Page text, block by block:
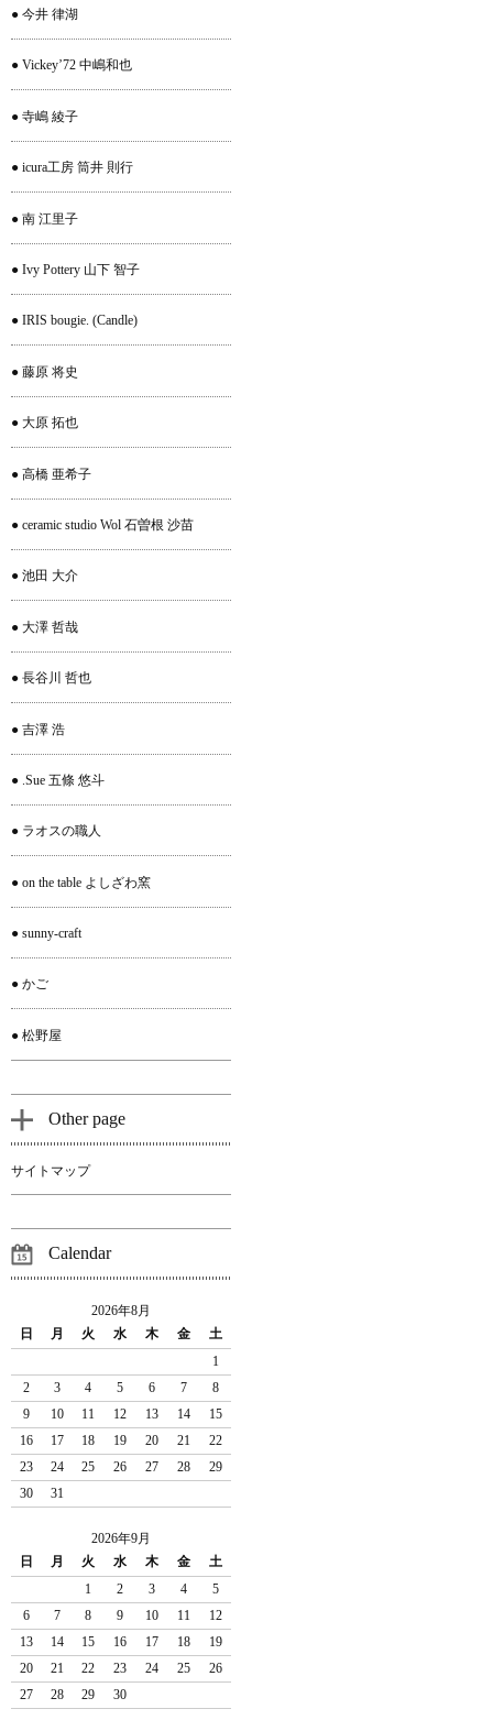
● 今井 律湖
● Vickey’72 中嶋和也
● 寺嶋 綾子
● icura工房 筒井 則行
● 南 江里子
● Ivy Pottery 山下 智子
● IRIS bougie. (Candle)
● 藤原 将史
● 大原 拓也
● 高橋 亜希子
● ceramic studio Wol 石曽根 沙苗
● 池田 大介
● 大澤 哲哉
● 長谷川 哲也
● 吉澤 浩
● .Sue 五條 悠斗
● ラオスの職人
● on the table よしざわ窯
● sunny-craft
● かご
● 松野屋
Other page
サイトマップ
Calendar
2026年8月
日
月 火 水 木 金
土
1
2
3 4 5 6 7
8
9
10 11 12 13 14
15
16
17 18 19 20 21
22
23
24 25 26 27 28
29
30
31
2026年9月
日
月 火 水 木 金
土
1
2 3 4
5
6
7 8 9 10 11
12
13
14 15 16 17 18
19
20
21 22 23 24 25
26
27
28 29 30